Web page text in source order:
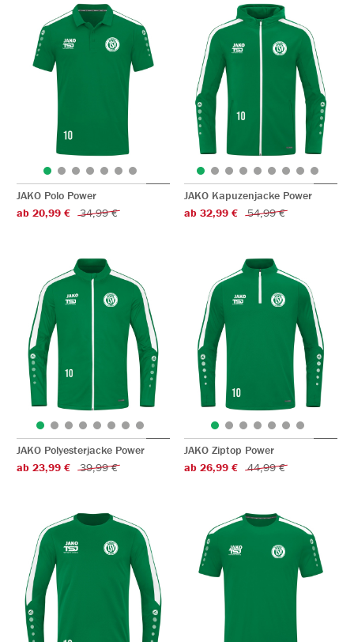
JAKO Polo Power
ab 20,99 €
34,99 €
JAKO Kapuzenjacke Power
ab 32,99 €
54,99 €
JAKO Polyesterjacke Power
ab 23,99 €
39,99 €
JAKO Ziptop Power
ab 26,99 €
44,99 €